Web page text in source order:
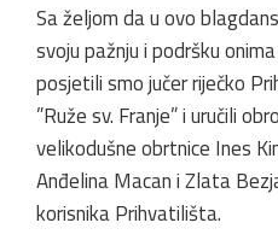
Sa željom da u ovo
svoju pažnju i podršku
posjetili smo jučer riječko
”Ruže sv. Franje” i uručili
velikodušne obrtnice Ines
Anđelina Macan i Zlata
korisnika Prihvatilišta.